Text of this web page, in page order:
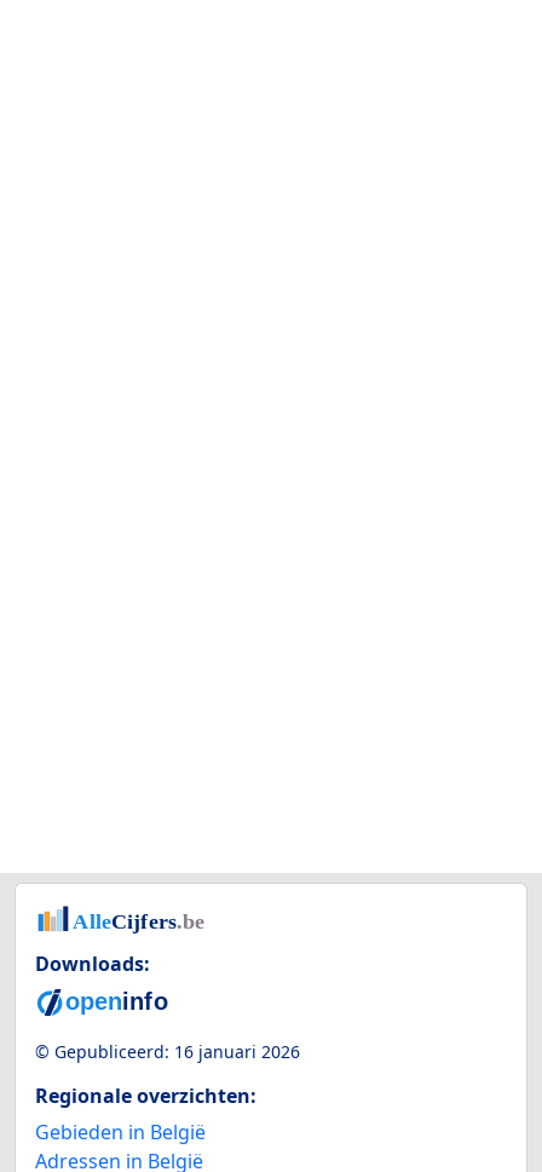
Downloads:
© Gepubliceerd: 16 januari 2026
Regionale overzichten:
Gebieden in België
Adressen in België